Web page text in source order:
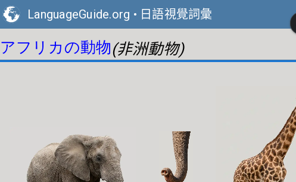
LanguageGuide.org • 日語視覺詞彙
アフリカの動物(非洲動物)